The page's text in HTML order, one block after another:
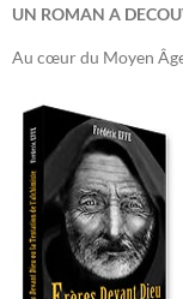
UN ROMAN A
Au cœur du Moyen